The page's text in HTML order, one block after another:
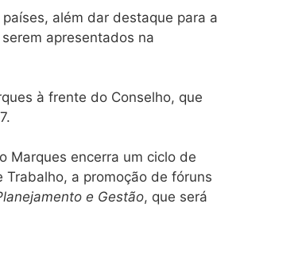
além dar destaque para a
apresentados na
à frente do Conselho, que
Marques encerra um ciclo de
a promoção de fóruns
e Gestão, que será